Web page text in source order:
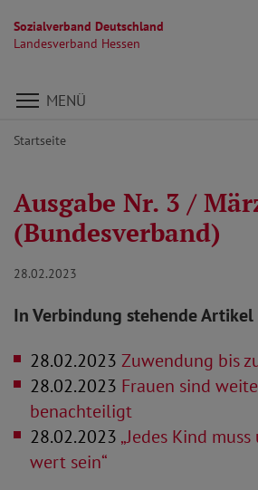
Sozialverband Deutschland
Landesverband Hessen
Direkt zu den Inhalten springen
MENÜ
Startseite
Ausgabe Nr. 3 /
(Bundesverband)
28.02.2023
In Verbindung stehende Artikel
28.02.2023 Zuwendung bis
28.02.2023 Frauen sind
benachteiligt
28.02.2023 „Jedes Kind
wert sein“